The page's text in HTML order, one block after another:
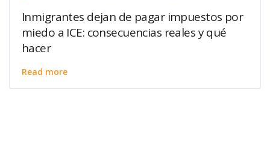
Inmigrantes dejan de pagar impuestos por
miedo a ICE: consecuencias reales y qué
hacer
Read more